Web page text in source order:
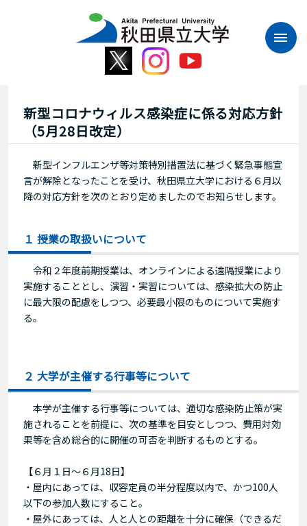
新型コロナウィルス感染症に係る対応方針
（5月28日改定）
新型インフルエンザ等対策特別措置法に基づく緊急事態宣
言が解除となったことを受け、秋田県立大学における６月以
降の対応方針を次のとおり定めましたのでお知らせします。
１ 授業の取扱いについて
令和２年度前期授業は、オンラインによる遠隔授業により
実施することとし、演習・実習については、感染拡大の防止
に最大限の配慮をしつつ、必要最小限のものについて実施す
る。
２ 大学が主催する行事等について
本学が主催する行事等については、適切な感染防止策が実
施されることを前提に、次の基準を目安としつつ、費用対効
果等を含め総合的に開催の可否を判断するものとする。
【６月１日～６月18日】
・屋内にあっては、収容定員の半分程度以内で、かつ100人
以下の参加人数にすること。
・屋外にあっては、人と人との距離を十分に確保（できるだ